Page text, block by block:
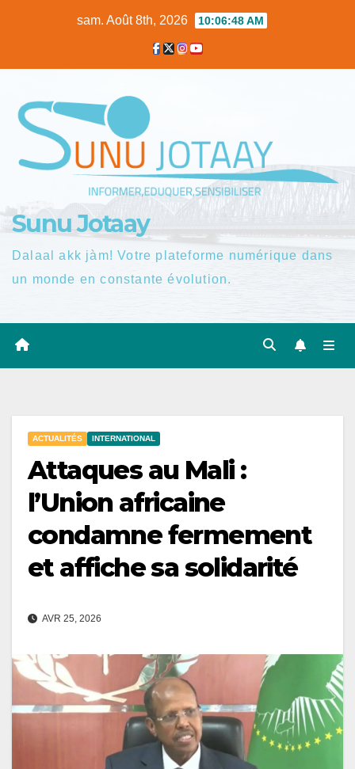
sam. Août 8th, 2026 10:06:48 AM
Sunu Jotaay
Dalaal akk jàm! Votre plateforme numérique dans
un monde en constante évolution.
ACTUALITÉS INTERNATIONAL
Attaques au Mali :
l’Union africaine
condamne fermement
et affiche sa solidarité
AVR 25, 2026